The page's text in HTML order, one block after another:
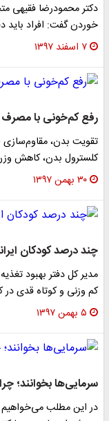
دکتر محمودرضا فقیهی
خوردن گفت: افراد
۷ اسفند ۱۳۹۷
رفع کم‌خونی با
تقویت بدن، مقاوم‌سازی
کلسترول بدن، کاهش
۳۰ بهمن ۱۳۹۷
چند درصد کودکان
مدیر کل دفتر بهبود
کم وزنی و کوتاه قدی در
۵ بهمن ۱۳۹۷
سرمایی‌ها
در این مطلب می‌خواهیم